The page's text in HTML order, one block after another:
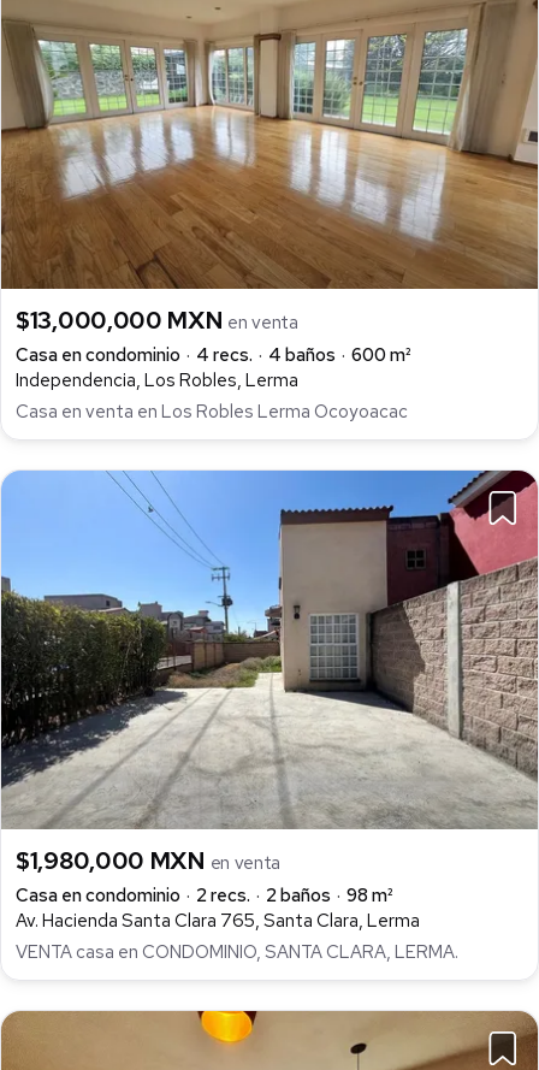
$13,000,000 MXN en venta
Casa en condominio
4 recs. 4 baños
600 m²
Independencia, Los Robles, Lerma
Casa en venta en Los Robles Lerma Ocoyoacac
$1,980,000 MXN en venta
Casa en condominio
2 recs. 2 baños
98 m²
Av. Hacienda Santa Clara 765, Santa Clara, Lerma
VENTA casa en CONDOMINIO, SANTA CLARA, LERMA.